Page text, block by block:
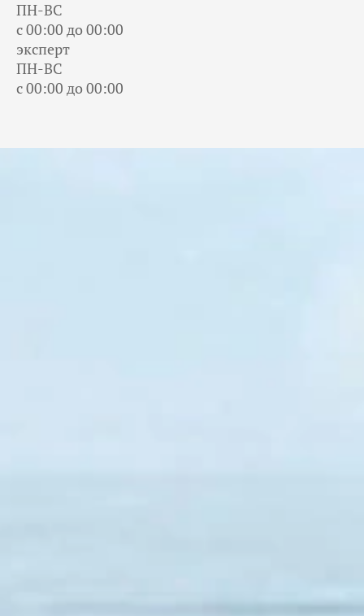
ПН-ВС
с 00:00 до 00:00
эксперт
ПН-ВС
с 00:00 до 00:00